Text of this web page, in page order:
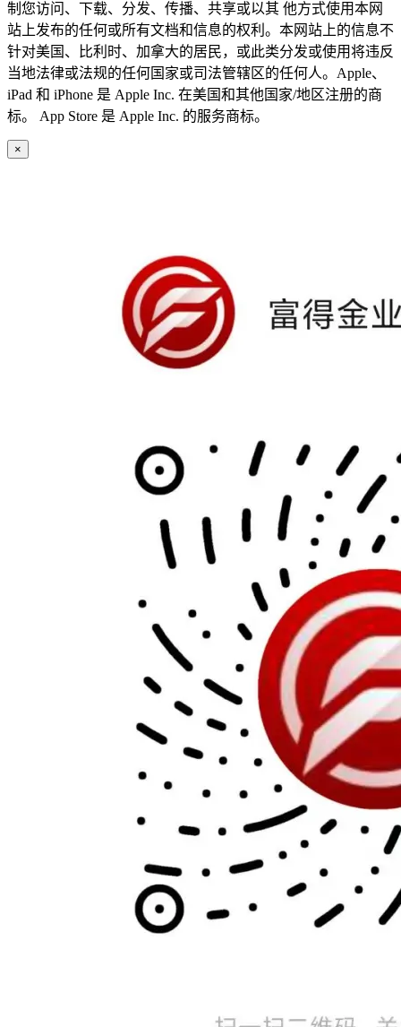
制您访问、下载、分发、传播、共享或以其 他方式使用本网
站上发布的任何或所有文档和信息的权利。本网站上的信息不
针对美国、比利时、加拿大的居民，或此类分发或使用将违反
当地法律或法规的任何国家或司法管辖区的任何人。Apple、
iPad 和 iPhone 是 Apple Inc. 在美国和其他国家/地区注册的商
标。 App Store 是 Apple Inc. 的服务商标。
×